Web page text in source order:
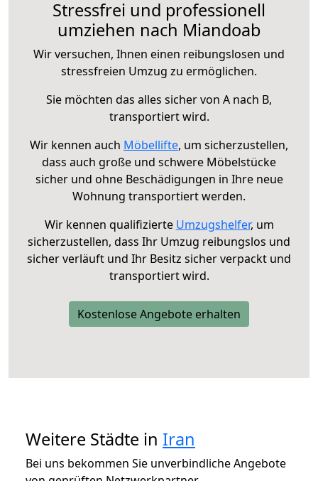
Stressfrei und professionell
umziehen nach Miandoab
Wir versuchen, Ihnen einen reibungslosen und
stressfreien Umzug zu ermöglichen.
Sie möchten das alles sicher von A nach B,
transportiert wird.
Wir kennen auch Möbellifte, um sicherzustellen,
dass auch große und schwere Möbelstücke
sicher und ohne Beschädigungen in Ihre neue
Wohnung transportiert werden.
Wir kennen qualifizierte Umzugshelfer, um
sicherzustellen, dass Ihr Umzug reibungslos und
sicher verläuft und Ihr Besitz sicher verpackt und
transportiert wird.
Kostenlose Angebote erhalten
Weitere Städte in Iran
Bei uns bekommen Sie unverbindliche Angebote